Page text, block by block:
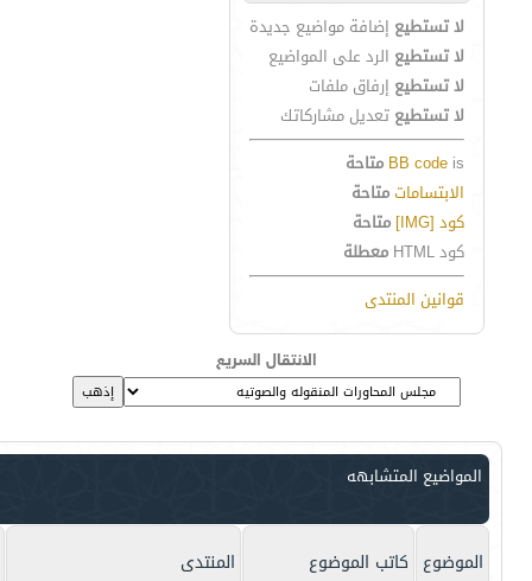
لا تستطيع إضافة مواضيع جديدة
لا تستطيع الرد على المواضيع
لا تستطيع إرفاق ملفات
لا تستطيع تعديل مشاركاتك
BB code is
متاحة
الابتساماتمتاحة
كود [IMG]
متاحة
كود HTML
معطلة
قوانين المنتدى
الانتقال السريع
المواضيع المتشابهه
الموضوع كاتب الموضوع المنتدى